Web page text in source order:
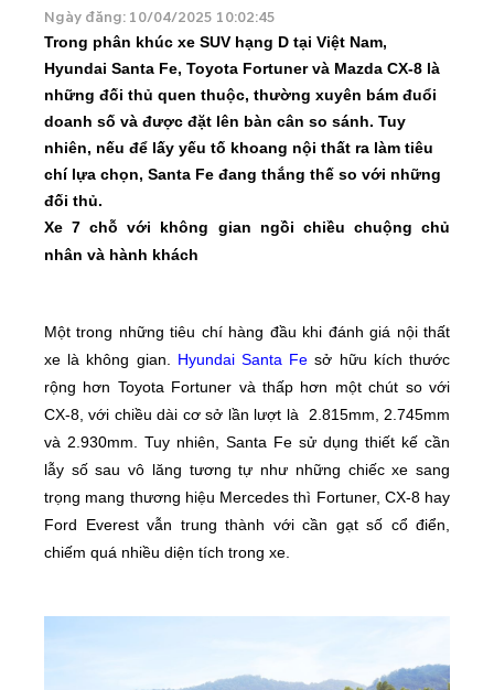
Ngày đăng: 10/04/2025 10:02:45
Trong phân khúc xe SUV hạng D tại Việt Nam,
Hyundai Santa Fe, Toyota Fortuner và Mazda CX-8 là
những đối thủ quen thuộc, thường xuyên bám đuổi
doanh số và được đặt lên bàn cân so sánh. Tuy
nhiên, nếu để lấy yếu tố khoang nội thất ra làm tiêu
chí lựa chọn, Santa Fe đang thắng thế so với những
đối thủ.
Xe 7 chỗ với không gian ngồi chiều chuộng chủ
nhân và hành khách
Một trong những tiêu chí hàng đầu khi đánh giá nội thất
xe là không gian. Hyundai Santa Fe sở hữu kích thước
rộng hơn Toyota Fortuner và thấp hơn một chút so với
CX-8, với chiều dài cơ sở lần lượt là 2.815mm, 2.745mm
và 2.930mm. Tuy nhiên, Santa Fe sử dụng thiết kế cần
lẫy số sau vô lăng tương tự như những chiếc xe sang
trọng mang thương hiệu Mercedes thì Fortuner, CX-8 hay
Ford Everest vẫn trung thành với cần gạt số cổ điển,
chiếm quá nhiều diện tích trong xe.